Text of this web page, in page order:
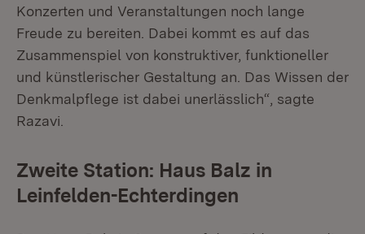
Konzerten und Veranstaltungen noch lange
Freude zu bereiten. Dabei kommt es auf das
Zusammenspiel von konstruktiver, funktioneller
und künstlerischer Gestaltung an. Das Wissen der
Denkmalpflege ist dabei unerlässlich“, sagte
Razavi.
Zweite Station: Haus Balz in
Leinfelden-Echterdingen